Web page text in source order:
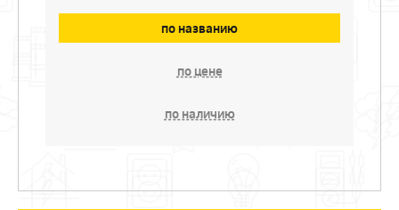
по названию
по цене
по наличию